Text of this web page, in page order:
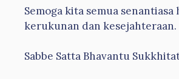
Semoga kita semua
kerukunan dan kesejahteraan.
Sabbe Satta Bhavantu